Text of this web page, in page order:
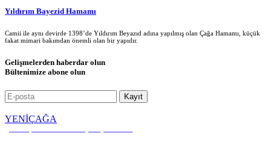
Yıldırım Bayezid Hamamı
Camii ile aynı devirde 1398’de Yıldırım Beyazıd adına yapılmış olan Çağa Hamamı, küçük
fakat mimari bakımdan önemli olan bir yapıdır.
Gelişmelerden haberdar olun
Bültenimize abone olun
YENİÇAĞA